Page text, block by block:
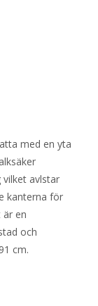
med en yta
vilket avlstar
kanterna för
är en
och
cm.